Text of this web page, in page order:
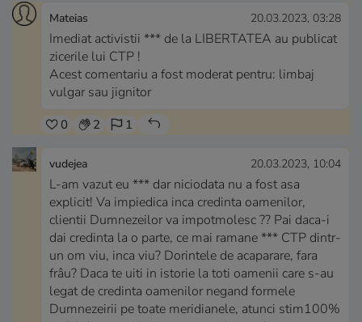
Mateias 20.03.2023, 03:28
Imediat activistii *** de la LIBERTATEA au publicat
zicerile lui CTP !
Acest comentariu a fost moderat pentru: limbaj
vulgar sau jignitor
0 2 1
vudejea 20.03.2023, 10:04
L-am vazut eu *** dar niciodata nu a fost asa
explicit! Va impiedica inca credinta oamenilor,
clientii Dumnezeilor va impotmolesc ?? Pai daca-i
dai credinta la o parte, ce mai ramane *** CTP dintr-
un om viu, inca viu? Dorintele de acaparare, fara
frâu? Daca te uiti in istorie la toti oamenii care s-au
legat de credinta oamenilor negand formele
Dumnezeirii pe toate meridianele, atunci stim100%